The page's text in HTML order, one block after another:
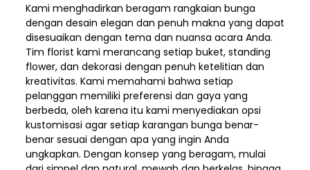
Kami menghadirkan beragam rangkaian bunga
dengan desain elegan dan penuh makna yang dapat
disesuaikan dengan tema dan nuansa acara Anda.
Tim florist kami merancang setiap buket, standing
flower, dan dekorasi dengan penuh ketelitian dan
kreativitas. Kami memahami bahwa setiap
pelanggan memiliki preferensi dan gaya yang
berbeda, oleh karena itu kami menyediakan opsi
kustomisasi agar setiap karangan bunga benar-
benar sesuai dengan apa yang ingin Anda
ungkapkan. Dengan konsep yang beragam, mulai